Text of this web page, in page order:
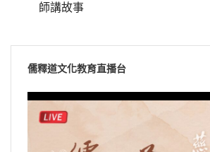
師講故事
儒釋道文化教育直播台